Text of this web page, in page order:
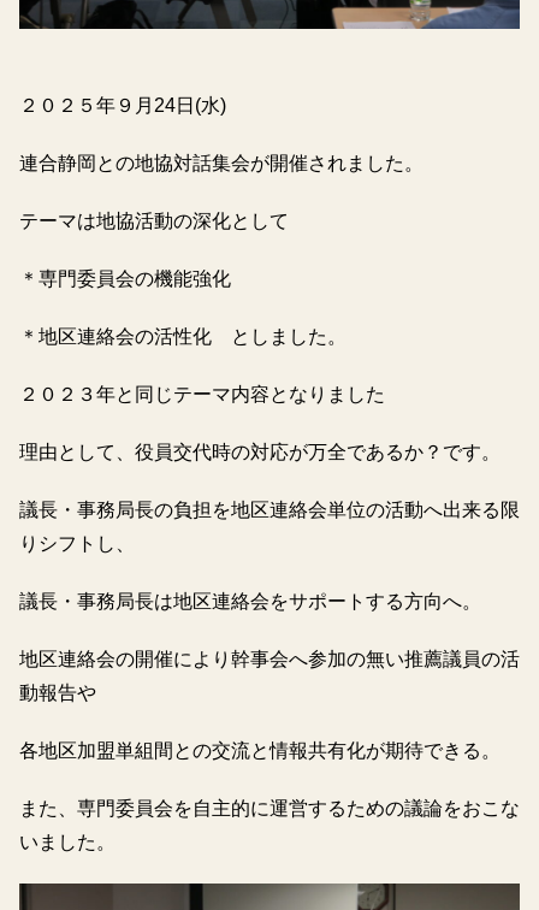
２０２５年９月24日(水)
連合静岡との地協対話集会が開催されました。
テーマは地協活動の深化として
＊専門委員会の機能強化
＊地区連絡会の活性化 としました。
２０２３年と同じテーマ内容となりました
理由として、役員交代時の対応が万全であるか？です。
議長・事務局長の負担を地区連絡会単位の活動へ出来る限
りシフトし、
議長・事務局長は地区連絡会をサポートする方向へ。
地区連絡会の開催により幹事会へ参加の無い推薦議員の活
動報告や
各地区加盟単組間との交流と情報共有化が期待できる。
また、専門委員会を自主的に運営するための議論をおこな
いました。